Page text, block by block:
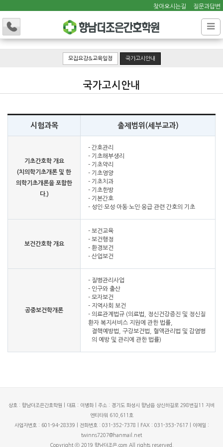
찾아오시는길 질문과답변
모집요강&교육일정 국가고시안내
국가고시안내
시험과목 출제범위(세부교과)
기초간호학 개요
(치의학기초개론 및 한
의학기초개론을 포함한
다.)
- 간호관리
- 기초해부생리
- 기초약리
- 기초영양
- 기초치과
- 기초한방
- 기본간호
- 성인·모성·아동·노인·응급 관련 간호의 기초
보건간호학 개요
- 보건교육
- 보건행정
- 환경보건
- 산업보건
공중보건학개론
- 질병관리사업
- 인구와 출산
- 모자보건
- 지역사회 보건
- 의료관계법규 (의료법, 정신건강증진 및 정신질
환자 복지서비스 지원에 관한 법률,
결핵예방법, 구강보건법, 혈액관리법 및 감염병
의 예방 및 관리에 관한 법률)
상호 : 향남더조은간호학원 | 대표 : 이병화 | 주소 : 경기도 화성시 향남읍 상신하길로 298번길11 지비
엔티타워 610,611호
사업자번호 : 601-94-28339 | 전화번호 : 031-352-7378 | FAX : 031-353-7617 | 이메일 :
twinns7207@hanmail.net
Copyright ⓒ 2019 향남더조은.com All rights reserved.